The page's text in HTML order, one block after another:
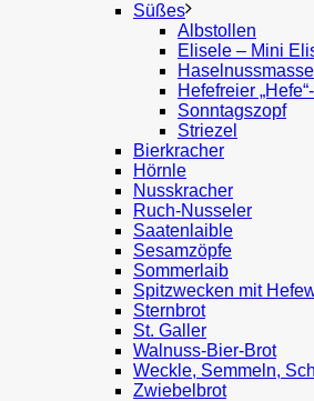
Süßes
Albstollen
Elisele – Mini
Haselnussmasse
Hefefreier
Sonntagszopf
Striezel
Bierkracher
Hörnle
Nusskracher
Ruch-Nusseler
Saatenlaible
Sesamzöpfe
Sommerlaib
Spitzwecken mit
Sternbrot
St. Galler
Walnuss-Bier-Brot
Weckle, Semmeln,
Zwiebelbrot